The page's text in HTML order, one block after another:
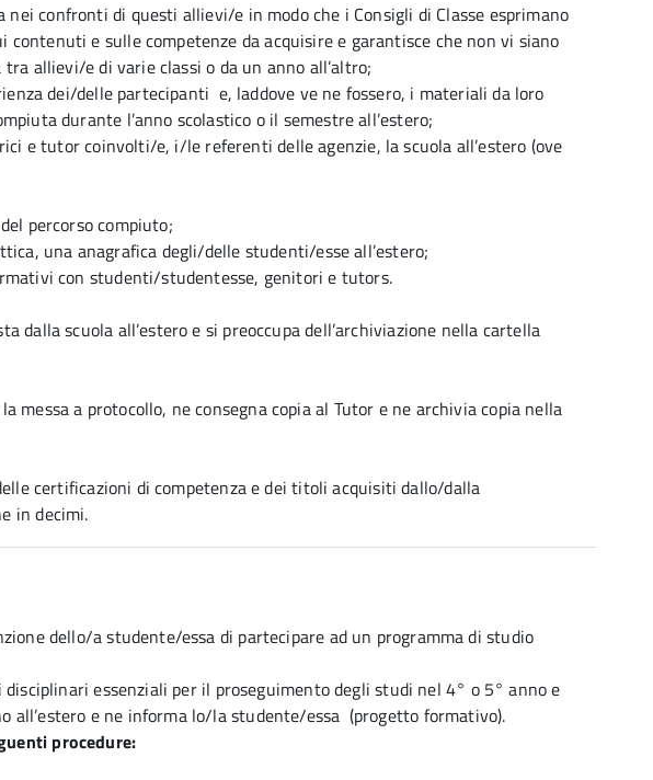
confronti di questi allievi/e in modo che i Consigli di Classe esprimano
e sulle competenze da acquisire e garantisce che non vi siano
allievi/e di varie classi o da un anno all’altro;
dei/delle partecipanti e, laddove ve ne fossero, i materiali da loro
durante l’anno scolastico o il semestre all’estero;
e tutor coinvolti/e, i/le referenti delle agenzie, la scuola all’estero (ove
percorso compiuto;
una anagrafica degli/delle studenti/esse all’estero;
con studenti/studentesse, genitori e tutors.
dalla scuola all’estero e si preoccupa dell’archiviazione nella cartella
messa a protocollo, ne consegna copia al Tutor e ne archivia copia nella
certificazioni di competenza e dei titoli acquisiti dallo/dalla
in decimi.
dello/a studente/essa di partecipare ad un programma di studio
disciplinari essenziali per il proseguimento degli studi nel 4° o 5° anno e
all’estero e ne informa lo/la studente/essa (progetto formativo).
procedure: